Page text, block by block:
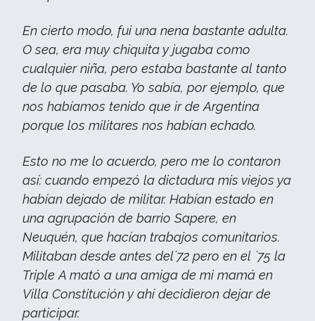
En cierto modo, fui una nena bastante adulta.
O sea, era muy chiquita y jugaba como
cualquier niña, pero estaba bastante al tanto
de lo que pasaba. Yo sabía, por ejemplo, que
nos habíamos tenido que ir de Argentina
porque los militares nos habían echado.
Esto no me lo acuerdo, pero me lo contaron
así: cuando empezó la dictadura mis viejos ya
habían dejado de militar. Habían estado en
una agrupación de barrio Sapere, en
Neuquén, que hacían trabajos comunitarios.
Militaban desde antes del´72 pero en el ´75 la
Triple A mató a una amiga de mi mamá en
Villa Constitución y ahí decidieron dejar de
participar.